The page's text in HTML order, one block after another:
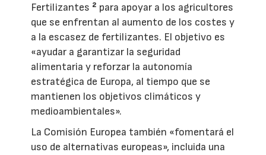
Fertilizantes ² para apoyar a los agricultores
que se enfrentan al aumento de los costes y
a la escasez de fertilizantes. El objetivo es
«ayudar a garantizar la seguridad
alimentaria y reforzar la autonomía
estratégica de Europa, al tiempo que se
mantienen los objetivos climáticos y
medioambientales».
La Comisión Europea también «fomentará el
uso de alternativas europeas», incluida una